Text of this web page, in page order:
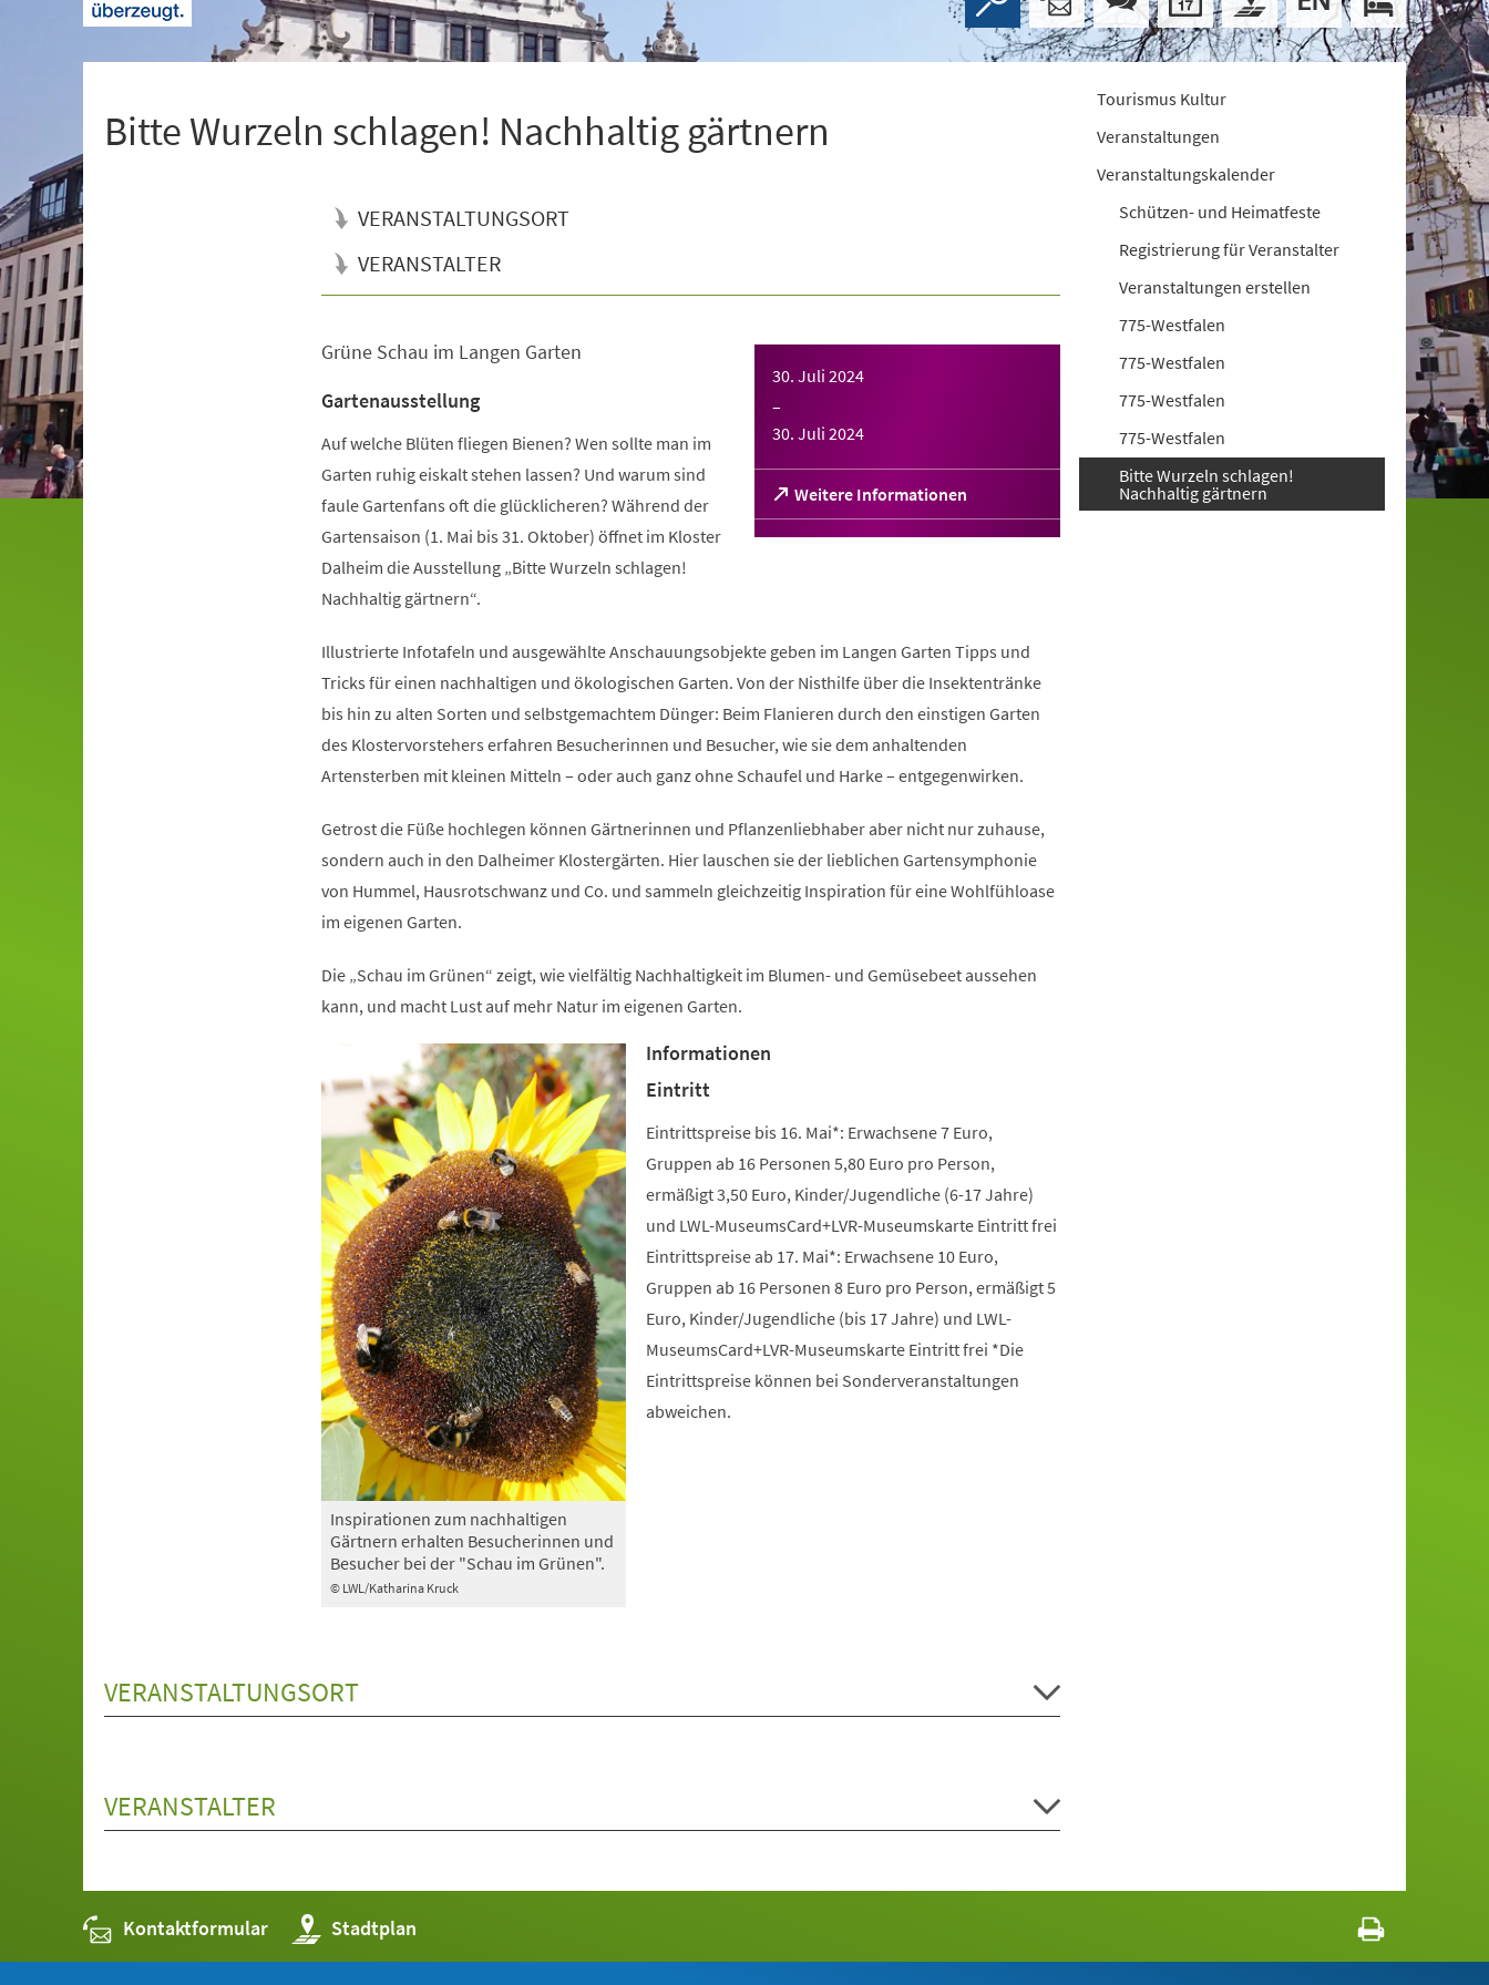
Bitte Wurzeln schlagen! Nachhaltig gärtnern
VERANSTALTUNGSORT
VERANSTALTER
30. Juli 2024
–
30. Juli 2024
Weitere Informationen
(Öffnet
in
einem
Grüne Schau im Langen Garten
Gartenausstellung
Auf welche Blüten fliegen Bienen? Wen sollte man im
Garten ruhig eiskalt stehen lassen? Und warum sind
faule Gartenfans oft die glücklicheren? Während der
Gartensaison (1. Mai bis 31. Oktober) öffnet im Kloster
Dalheim die Ausstellung „Bitte Wurzeln schlagen!
Nachhaltig gärtnern“.
Illustrierte Infotafeln und ausgewählte Anschauungsobjekte geben im Langen Garten Tipps und
Tricks für einen nachhaltigen und ökologischen Garten. Von der Nisthilfe über die Insektentränke
bis hin zu alten Sorten und selbstgemachtem Dünger: Beim Flanieren durch den einstigen Garten
des Klostervorstehers erfahren Besucherinnen und Besucher, wie sie dem anhaltenden
Artensterben mit kleinen Mitteln – oder auch ganz ohne Schaufel und Harke – entgegenwirken.
Getrost die Füße hochlegen können Gärtnerinnen und Pflanzenliebhaber aber nicht nur zuhause,
sondern auch in den Dalheimer Klostergärten. Hier lauschen sie der lieblichen Gartensymphonie
von Hummel, Hausrotschwanz und Co. und sammeln gleichzeitig Inspiration für eine Wohlfühloase
im eigenen Garten.
Die „Schau im Grünen“ zeigt, wie vielfältig Nachhaltigkeit im Blumen- und Gemüsebeet aussehen
kann, und macht Lust auf mehr Natur im eigenen Garten.
© LWL/Katharina Kruck
Inspirationen zum nachhaltigen
Gärtnern erhalten Besucherinnen und
Besucher bei der "Schau im Grünen".
Informationen
Eintritt
Eintrittspreise bis 16. Mai*: Erwachsene 7 Euro,
Gruppen ab 16 Personen 5,80 Euro pro Person,
ermäßigt 3,50 Euro, Kinder/Jugendliche (6-17 Jahre)
und LWL-MuseumsCard+LVR-Museumskarte Eintritt frei
Eintrittspreise ab 17. Mai*: Erwachsene 10 Euro,
Gruppen ab 16 Personen 8 Euro pro Person, ermäßigt 5
Euro, Kinder/Jugendliche (bis 17 Jahre) und LWL-
MuseumsCard+LVR-Museumskarte Eintritt frei *Die
Eintrittspreise können bei Sonderveranstaltungen
abweichen.
VERANSTALTUNGSORT
VERANSTALTER
Tourismus Kultur
Veranstaltungen
Veranstaltungskalender
Schützen- und Heimatfeste
Registrierung für Veranstalter
Veranstaltungen erstellen
775-Westfalen
775-Westfalen
775-Westfalen
775-Westfalen
Bitte Wurzeln schlagen!
Nachhaltig gärtnern
Kontaktformular Stadtplan
(Öffnet
in
einem